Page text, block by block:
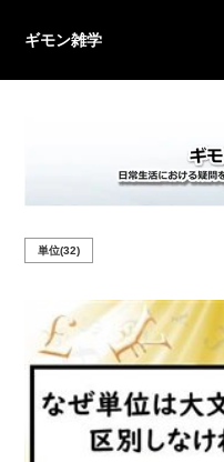
ギモン雑学
単位(32)